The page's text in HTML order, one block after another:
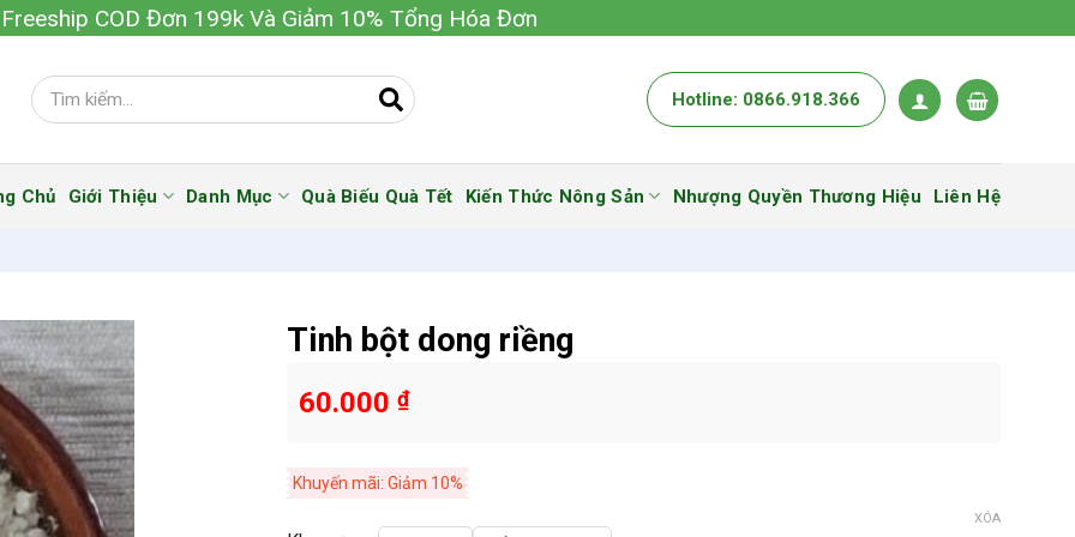
Freeship COD Đơn 199k Và Giảm 10% Tổng Hóa Đơn
Hotline: 0866.918.366
Chủ Giới Thiệu Danh Mục Quà Biếu Quà Tết Kiến Thức Nông Sản Nhượng Quyền Thương Hiệu Liên Hệ
Tinh bột dong riềng
60.000 ₫
Khuyến mãi: Giảm 10%
XÓA